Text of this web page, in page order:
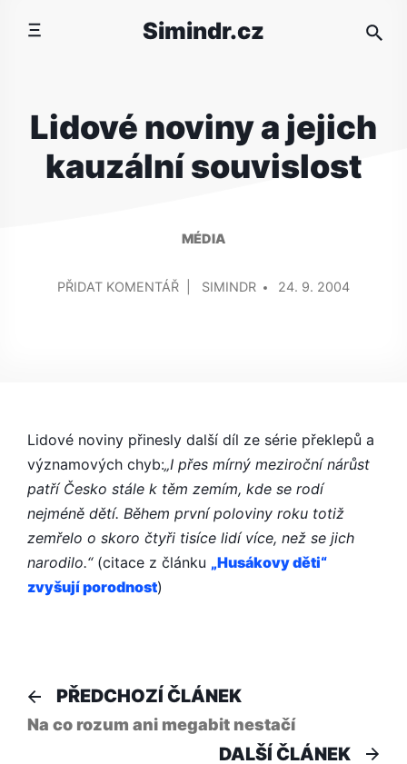
Simindr.cz
Lidové noviny a jejich
kauzální souvislost
MÉDIA
PŘIDAT KOMENTÁŘNA
SIMINDR
24. 9. 2004
Lidové noviny přinesly další díl ze série překlepů a
významových chyb:„I přes mírný meziroční nárůst
patří Česko stále k těm zemím, kde se rodí
nejméně dětí. Během první poloviny roku totiž
zemřelo o skoro čtyři tisíce lidí více, než se jich
narodilo.“(citace z článku „Husákovy děti“
zvyšují porodnost)
Navigace
pro
PŘEDCHOZÍ ČLÁNEKPředchozí
článek:
Na co rozum ani megabit nestačí
DALŠÍ ČLÁNEK